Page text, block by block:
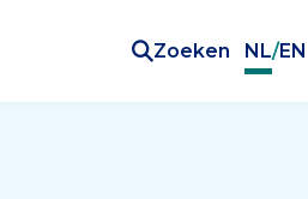
Zoeken NL/EN